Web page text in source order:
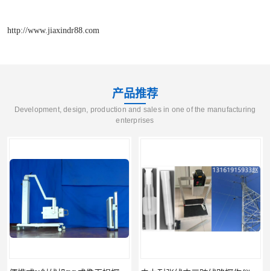
http://www.jiaxindr88.com
产品推荐
Development, design, production and sales in one of the manufacturing
enterprises